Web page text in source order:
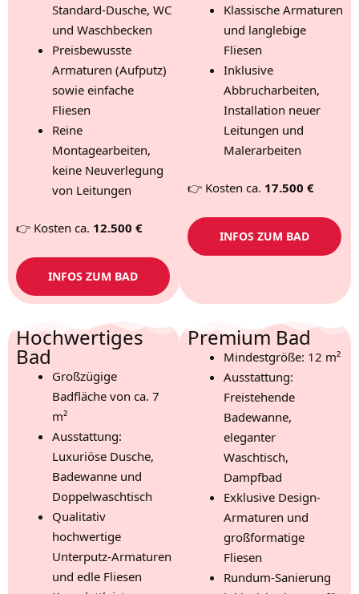
Standard-Dusche, WC
und Waschbecken
Preisbewusste
Armaturen (Aufputz)
sowie einfache
Fliesen
Reine
Montagearbeiten,
keine Neuverlegung
von Leitungen
👉 Kosten ca. 12.500 €
INFOS ZUM BAD
Klassische Armaturen
und langlebige
Fliesen
Inklusive
Abbrucharbeiten,
Installation neuer
Leitungen und
Malerarbeiten
👉 Kosten ca. 17.500 €
INFOS ZUM BAD
Hochwertiges
Bad
Großzügige
Badfläche von ca. 7
m²
Ausstattung:
Luxuriöse Dusche,
Badewanne und
Doppelwaschtisch
Qualitativ
hochwertige
Unterputz-Armaturen
und edle Fliesen
Premium Bad
Mindestgröße: 12 m²
Ausstattung:
Freistehende
Badewanne,
eleganter
Waschtisch,
Dampfbad
Exklusive Design-
Armaturen und
großformatige
Fliesen
Rundum-Sanierung